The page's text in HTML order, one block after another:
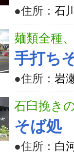
●住所： 石
麺類全種
手打ち
●住所： 岩
石臼挽き
そば処
●住所： 白